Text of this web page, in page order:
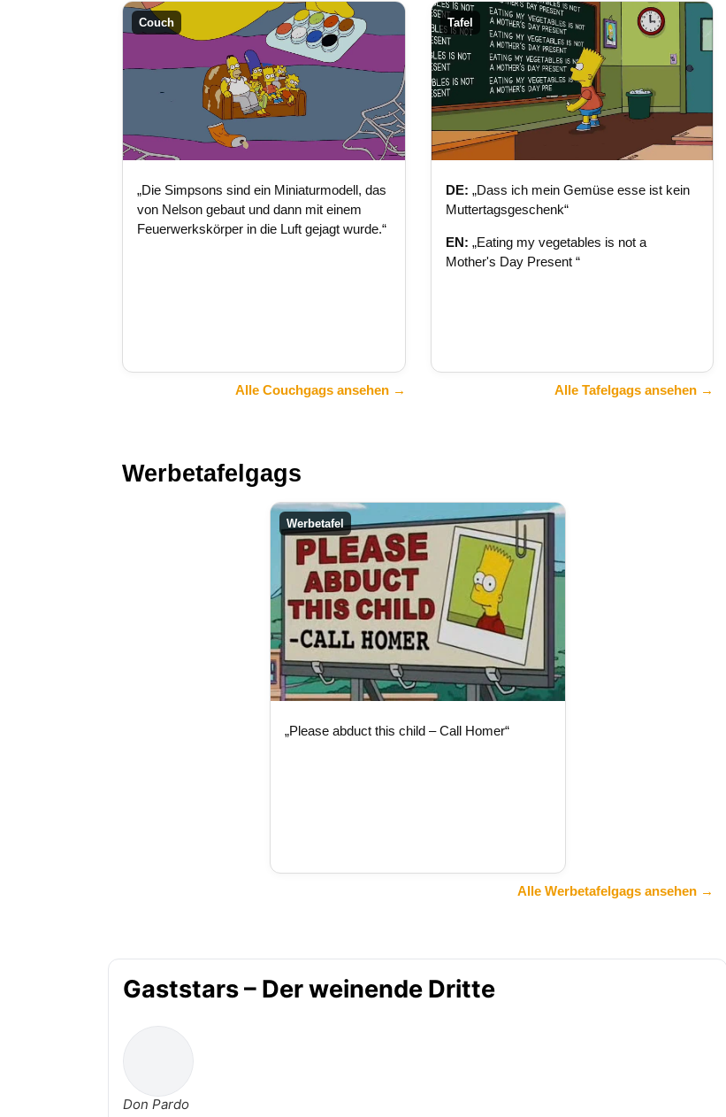
Couch
„Die Simpsons sind ein Miniaturmodell, das
von Nelson gebaut und dann mit einem
Feuerwerkskörper in die Luft gejagt wurde.“
Alle Couchgags ansehen →
Tafel
DE: „Dass ich mein Gemüse esse ist kein
Muttertagsgeschenk“
EN: „Eating my vegetables is not a
Mother's Day Present “
Alle Tafelgags ansehen →
Werbetafelgags
Werbetafel
„Please abduct this child – Call Homer“
Alle Werbetafelgags ansehen →
Gaststars – Der weinende Dritte
Don Pardo